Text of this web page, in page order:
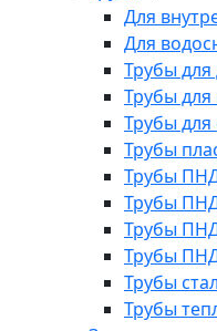
Для
Для
Трубы
Трубы
Трубы
Трубы
Трубы
Трубы
Трубы
Трубы
Трубы
Трубы